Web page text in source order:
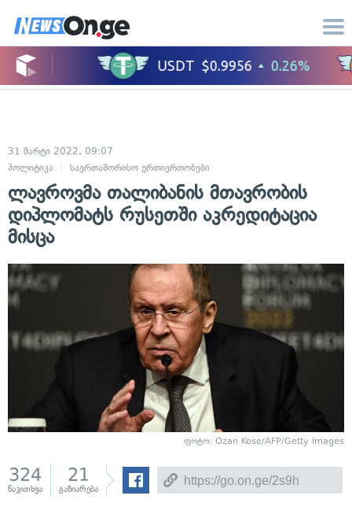
31 მარტი 2022, 09:07
პოლიტიკა
საერთაშორისო ურთიერთობები
ლავროვმა თალიბანის მთავრობის
დიპლომატს რუსეთში აკრედიტაცია
მისცა
ფოტო: Ozan Kose/AFP/Getty Images
324
წაკითხვა
21
გაზიარება